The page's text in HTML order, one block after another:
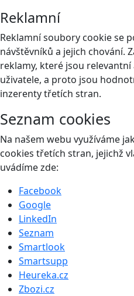
Reklamní
Reklamní soubory cookie se
návštěvníků a jejich chování.
reklamy, které jsou
uživatele, a proto jsou
inzerenty třetích stran.
Seznam cookies
Na našem webu využíváme
cookies třetích stran, jejichž
uvádíme zde:
Facebook
Google
LinkedIn
Seznam
Smartlook
Smartsupp
Heureka.cz
Zbozi.cz